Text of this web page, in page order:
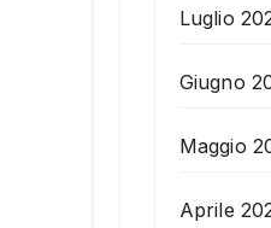
Luglio
Giugno
Maggio
Aprile